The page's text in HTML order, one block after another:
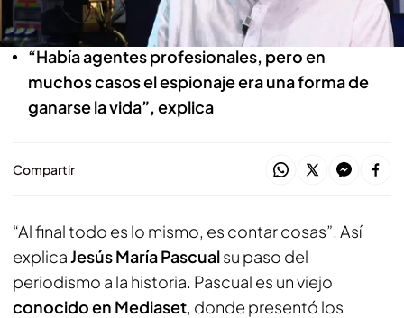
Guerra Civil española
“Había agentes profesionales, pero en
muchos casos el espionaje era una forma de
ganarse la vida”, explica
Compartir
“Al final todo es lo mismo, es contar cosas”. Así
explicaJesús María Pascualsu paso del
periodismo a la historia. Pascual es un viejo
conocido en Mediaset, donde presentó los